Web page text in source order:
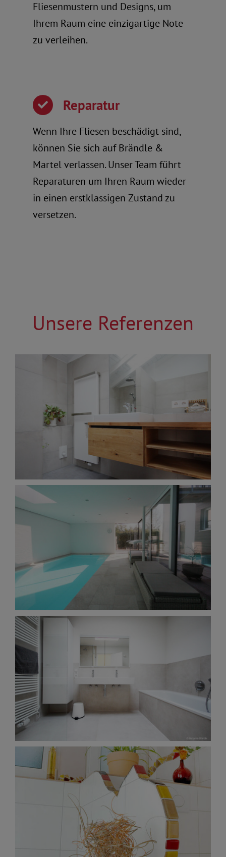
Fliesenmustern und Designs, um
Ihrem Raum eine einzigartige Note
zu verleihen.
Reparatur
Wenn Ihre Fliesen beschädigt sind,
können Sie sich auf Brändle &
Martel verlassen. Unser Team führt
Reparaturen um Ihren Raum wieder
in einen erstklassigen Zustand zu
versetzen.
Unsere Referenzen